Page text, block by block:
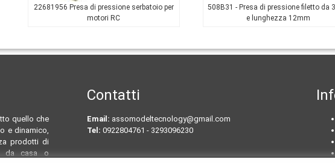
22681956 Presa di pressione serbatoio per
motori RC
508B31 - Presa di pressione filetto da
e lunghezza 12mm
Contatti
quello che
e dinamico,
prodotti di
da casa o
Email: assomodeltecnology@gmail.com
Tel: 0922804761 - 3293096230